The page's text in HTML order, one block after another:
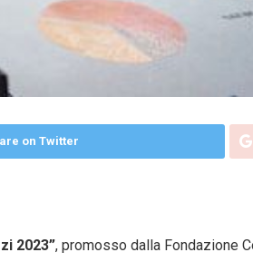
on Twitter
2023”, promosso dalla Fondazione